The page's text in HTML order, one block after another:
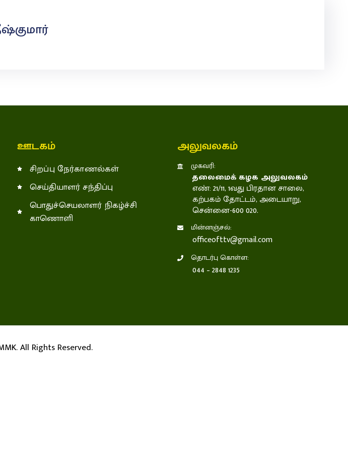
ஊடகம்
சிறப்பு நேர்காணல்கள்
செய்தியாளர் சந்திப்பு
பொதுச்செயலாளர் நிகழ்ச்சி
காணொளி
அலுவலகம்
முகவரி:
தலைமைக் கழக அலுவலகம்
எண்: 21/11, 1வது பிரதான சாலை,
கற்பகம் தோட்டம், அடையாறு,
சென்னை-600 020.
மின்னஞ்சல்:
officeofttv@gmail.com
தொடர்பு கொள்ள:
044 – 2848 1235
All Rights Reserved.